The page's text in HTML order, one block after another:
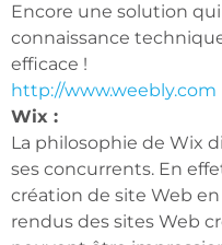
Encore une solution
connaissance
efficace !
http://www.weebly.com
Wix :
La philosophie de Wix
ses concurrents. En
création de site Web
rendus des sites Web